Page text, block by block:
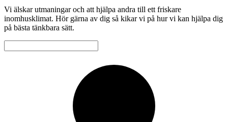
Vi älskar utmaningar och att hjälpa andra till ett friskare
inomhusklimat. Hör gärna av dig så kikar vi på hur vi kan hjälpa dig
på bästa tänkbara sätt.